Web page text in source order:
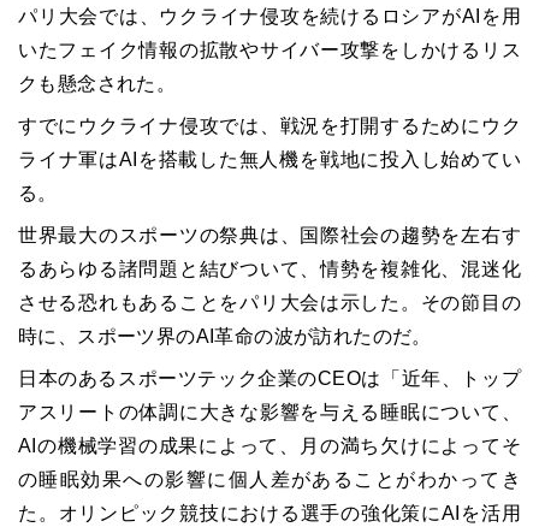
パリ大会では、ウクライナ侵攻を続けるロシアがAIを用
いたフェイク情報の拡散やサイバー攻撃をしかけるリス
クも懸念された。
すでにウクライナ侵攻では、戦況を打開するためにウク
ライナ軍はAIを搭載した無人機を戦地に投入し始めてい
る。
世界最大のスポーツの祭典は、国際社会の趨勢を左右す
るあらゆる諸問題と結びついて、情勢を複雑化、混迷化
させる恐れもあることをパリ大会は示した。その節目の
時に、スポーツ界のAI革命の波が訪れたのだ。
日本のあるスポーツテック企業のCEOは「近年、トップ
アスリートの体調に大きな影響を与える睡眠について、
AIの機械学習の成果によって、月の満ち欠けによってそ
の睡眠効果への影響に個人差があることがわかってき
た。オリンピック競技における選手の強化策にAIを活用